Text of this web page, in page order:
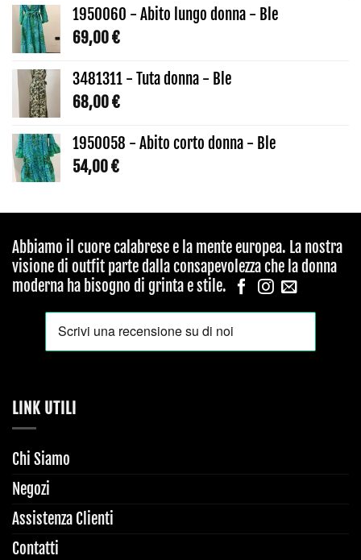
1950060 - Abito lungo donna - Ble
69,00€
3481311 - Tuta donna - Ble
68,00€
1950058 - Abito corto donna - Ble
54,00€
Abbiamo il cuore calabrese e la mente europea. La nostra
visione di outfit parte dalla consapevolezza che la donna
moderna ha bisogno di grinta e stile.
LINK UTILI
Chi Siamo
Negozi
Assistenza Clienti
Contatti